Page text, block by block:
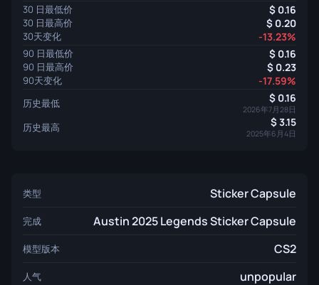
30 日最低价 0.16
30 日最高价 0.20
30天变化 -13.23%
90 日最低价 0.16
90 日最高价 0.23
90天变化 -17.59%
历史最低 0.16
2026年7月28日
历史最高 3.15
2025年6月4日
类型 Sticker Capsule
完成 Austin 2025 Legends Sticker Capsule
模型版本 CS2
人气 unpopular